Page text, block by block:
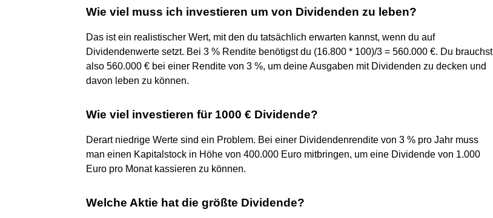
Wie viel muss ich investieren um von Dividenden zu leben?
Das ist ein realistischer Wert, mit den du tatsächlich erwarten kannst, wenn du auf
Dividendenwerte setzt. Bei 3 % Rendite benötigst du (16.800 * 100)/3 = 560.000 €. Du brauchst
also 560.000 € bei einer Rendite von 3 %, um deine Ausgaben mit Dividenden zu decken und
davon leben zu können.
Wie viel investieren für 1000 € Dividende?
Derart niedrige Werte sind ein Problem. Bei einer Dividendenrendite von 3 % pro Jahr muss
man einen Kapitalstock in Höhe von 400.000 Euro mitbringen, um eine Dividende von 1.000
Euro pro Monat kassieren zu können.
Welche Aktie hat die größte Dividende?